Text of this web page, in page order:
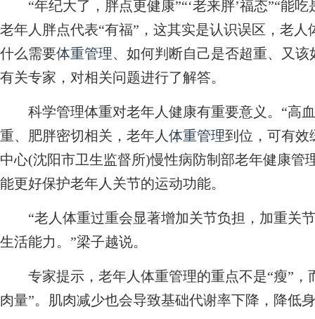
“年纪大了，胖点更健康”“‘老来胖’福态”“能
老年人胖点代表“有福”，这其实是认识误区，老
什么需要体重管理、如何判断自己是否超重、又该
有关专家，对相关问题进行了解答。
科学管理体重对老年人健康有重要意义。“高
重、肥胖密切相关，老年人体重管理到位，可有效
中心(沈阳市卫生监督所)慢性病防制部老年健康管
能更好保护老年人关节的运动功能。
“老人体重过重会显著增加关节负担，加重关
生活能力。”梁子越说。
专家提示，老年人体重管理的重点不是“瘦”，
肉量”。肌肉减少也会导致基础代谢率下降，降低